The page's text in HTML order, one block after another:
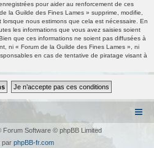
pour aider au renforcement de ces
la Guilde des Fines Lames » supprime, modifie,
lorsque nous estimons que cela est nécessaire. En
les informations que vous avez saisies soient
que ces informations ne soient pas diffusées à
ni « Forum de la Guilde des Fines Lames », ni
en cas de tentative de piratage visant à
Forum Software © phpBB Limited
par phpBB-fr.com